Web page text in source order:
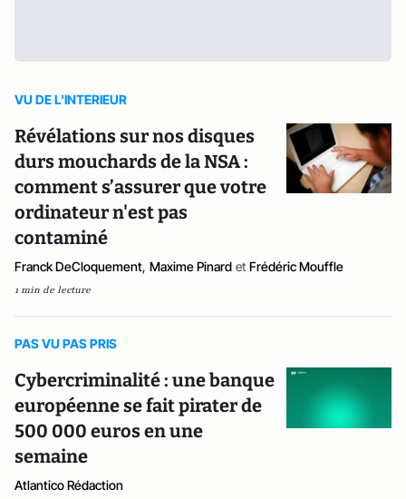
VU DE L'INTERIEUR
Révélations sur nos disques
durs mouchards de la NSA :
comment s’assurer que votre
ordinateur n'est pas
contaminé
Franck DeCloquement, Maxime Pinard et Frédéric Mouffle
1 min de lecture
PAS VU PAS PRIS
Cybercriminalité : une banque
européenne se fait pirater de
500 000 euros en une
semaine
Atlantico Rédaction